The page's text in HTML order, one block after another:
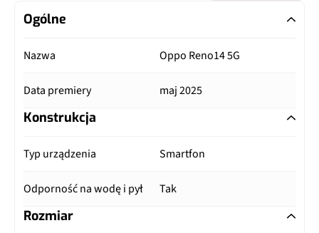
Ogólne
Nazwa Oppo Reno14 5G
Data premiery maj 2025
Konstrukcja
Typ urządzenia Smartfon
Odporność na wodę i pył Tak
Rozmiar